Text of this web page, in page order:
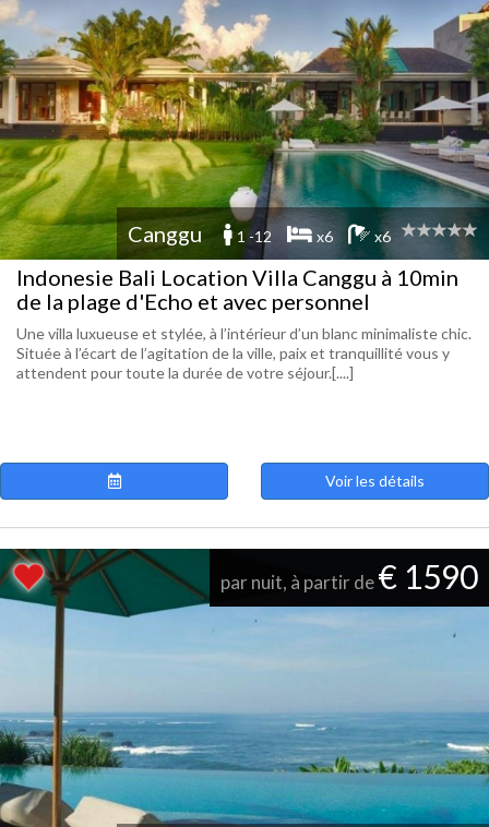
Canggu 1 -12 x6 x6
Indonesie Bali Location Villa Canggu à 10min
de la plage d'Echo et avec personnel
Une villa luxueuse et stylée, à l’intérieur d’un blanc minimaliste chic.
Située à l’écart de l’agitation de la ville, paix et tranquillité vous y
attendent pour toute la durée de votre séjour.[....]
Voir les détails
par nuit, à partir de€ 1590